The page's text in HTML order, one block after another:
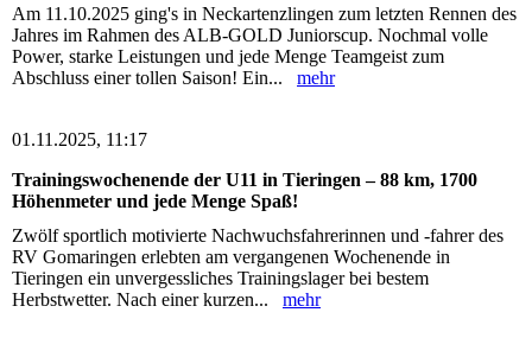
Am 11.10.2025 ging's in Neckartenzlingen zum letzten Rennen des
Jahres im Rahmen des ALB-GOLD Juniorscup. Nochmal volle
Power, starke Leistungen und jede Menge Teamgeist zum
Abschluss einer tollen Saison! Ein... mehr
01.11.2025, 11:17
Trainingswochenende der U11 in Tieringen – 88 km, 1700
Höhenmeter und jede Menge Spaß!
Zwölf sportlich motivierte Nachwuchsfahrerinnen und -fahrer des
RV Gomaringen erlebten am vergangenen Wochenende in
Tieringen ein unvergessliches Trainingslager bei bestem
Herbstwetter. Nach einer kurzen... mehr